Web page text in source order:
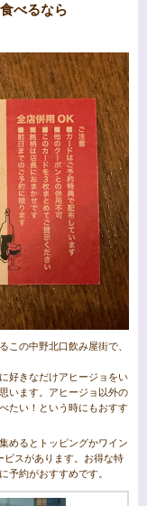
べるなら
この中野北口飲み屋街で、
好きなだけアヒージョをい
います。アヒージョ以外の
たい！という時にもおすす
めるとトッピングかワイン
ビスがあります。お得な特
予約がおすすめです。